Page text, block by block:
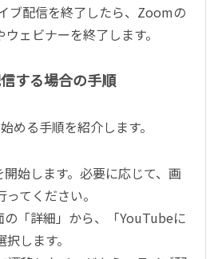
ブ配信を終了したら、Zoomの
ェビナーを終了します。
する場合の手順
める手順を紹介します。
始します。必要に応じて、画
てください。
「詳細」から、「YouTubeに
します。